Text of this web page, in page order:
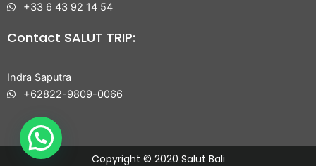
+33 6 43 92 14 54
Contact SALUT TRIP:
Indra Saputra
+62822-9809-0066
Copyright © 2020 Salut Bali